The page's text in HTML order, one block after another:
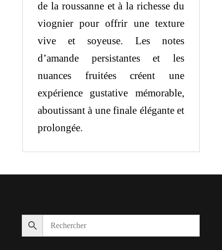
de la roussanne et à la richesse du
viognier pour offrir une texture
vive et soyeuse. Les notes
d’amande persistantes et les
nuances fruitées créent une
expérience gustative mémorable,
aboutissant à une finale élégante et
prolongée.